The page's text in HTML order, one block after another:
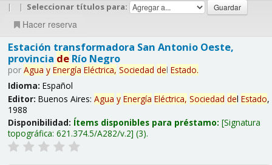
| | Seleccionar títulos para:
Hacer reserva
Estación transformadora San Antonio Oeste,
provincia deRío Negro
por Agua y Energía Eléctrica, Sociedad del Estado.
Idioma: Español
Editor: Buenos Aires: Agua y Energía Eléctrica, Sociedad del Estado,
1988
Disponibilidad: Ítems disponibles para préstamo: Signatura
topográfica: 621.374.5/A282/v.2 (3).